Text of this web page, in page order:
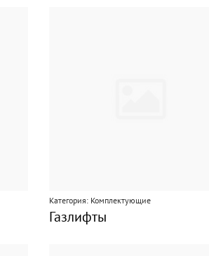
Категория: Комплектующие
Газлифты